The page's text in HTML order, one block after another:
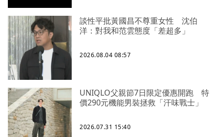
談性平批黃國昌不尊重女性 沈伯
洋：對我和范雲態度「差超多」
2026.08.04 08:57
UNIQLO父親節7日限定優惠開跑 特
價290元機能男裝拯救「汗味戰士」
2026.07.31 15:40